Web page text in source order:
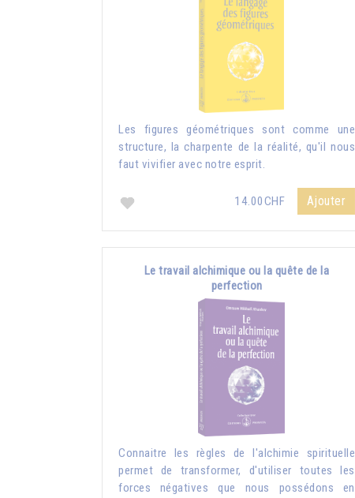
Les figures géométriques sont comme une
structure, la charpente de la réalité, qu'il nous
faut vivifier avec notre esprit.
14.00CHF Ajouter
Le travail alchimique ou la quête de la
perfection
Connaitre les règles de l'alchimie spirituelle
permet de transformer, d'utiliser toutes les
forces négatives que nous possédons en